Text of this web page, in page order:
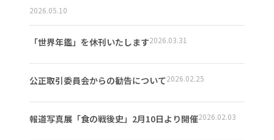
2026.05.10
「世界年鑑」を休刊いたします2026.03.31
公正取引委員会からの勧告について2026.02.25
報道写真展「食の戦後史」2月10日より開催2026.02.03